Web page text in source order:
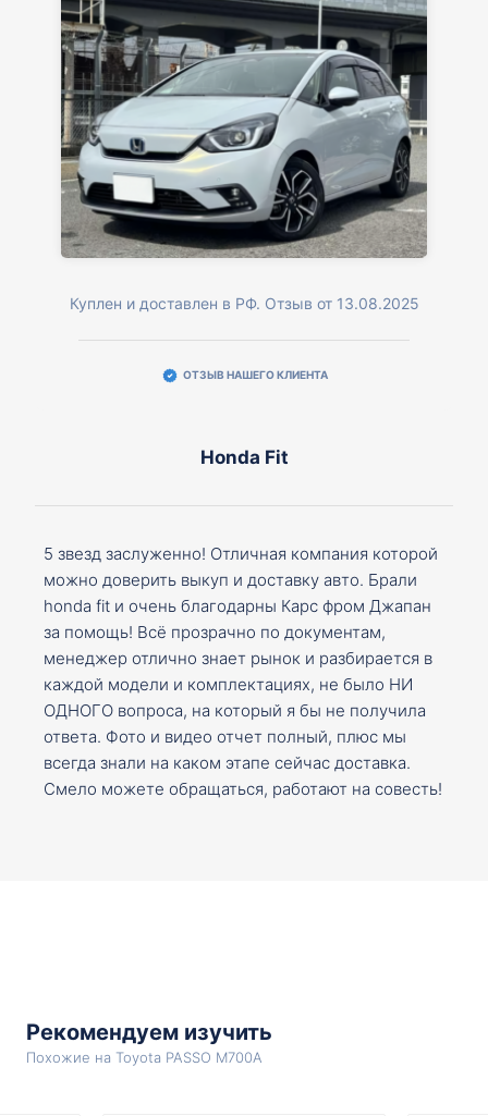
Куплен и доставлен в РФ. Отзыв от 13.08.2025
ОТЗЫВ НАШЕГО КЛИЕНТА
Honda Fit
5 звезд заслуженно! Отличная компания которой
можно доверить выкуп и доставку авто. Брали
honda fit и очень благодарны Карс фром Джапан
за помощь! Всё прозрачно по документам,
менеджер отлично знает рынок и разбирается в
каждой модели и комплектациях, не было НИ
ОДНОГО вопроса, на который я бы не получила
ответа. Фото и видео отчет полный, плюс мы
всегда знали на каком этапе сейчас доставка.
Смело можете обращаться, работают на совесть!
Рекомендуем изучить
Похожие на Toyota PASSO M700A